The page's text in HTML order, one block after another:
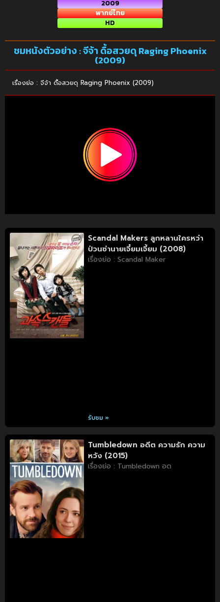
2009
พากย์ไทย
HD
ชมหนังตัวอย่าง : จีจ้า ดื้อสวยดุ Raging Phoenix
(2009)
เรื่องย่อ : จีจ้า ดื้อสวยดุ Raging Phoenix (2009)
Scandal Makers ลูกหลานใครหว่า
ป่วนซ่านายเจี๋ยมเจี้ยม (2008)
เรื่องย่อ : Scandal Maker
รับชม »
Tumbledown อดีต ความรัก ความ
หวัง (2015)
เรื่องย่อ : Tumbledown อด